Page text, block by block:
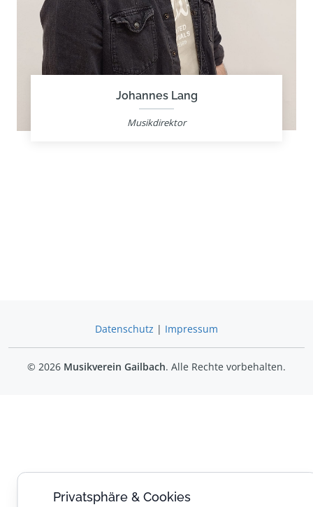
Johannes Lang
Musikdirektor
Datenschutz | Impressum
© 2026 Musikverein Gailbach. Alle Rechte vorbehalten.
Privatsphäre & Cookies